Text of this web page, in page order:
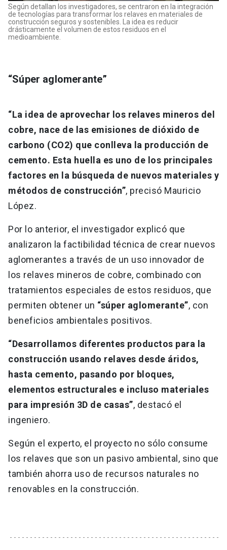
Según detallan los investigadores, se centraron en la integración
de tecnologías para transformar los relaves en materiales de
construcción seguros y sostenibles. La idea es reducir
drásticamente el volumen de estos residuos en el
medioambiente.
“Súper aglomerante”
“La idea de aprovechar los relaves mineros del
cobre, nace de las emisiones de dióxido de
carbono (CO2) que conlleva la producción de
cemento. Esta huella es uno de los principales
factores en la búsqueda de nuevos materiales y
métodos de construcción”, precisó Mauricio
López.
Por lo anterior, el investigador explicó que
analizaron la factibilidad técnica de crear nuevos
aglomerantes a través de un uso innovador de
los relaves mineros de cobre, combinado con
tratamientos especiales de estos residuos, que
permiten obtener un “súper aglomerante”, con
beneficios ambientales positivos.
“Desarrollamos diferentes productos para la
construcción usando relaves desde áridos,
hasta cemento, pasando por bloques,
elementos estructurales e incluso materiales
para impresión 3D de casas”, destacó el
ingeniero.
Según el experto, el proyecto no sólo consume
los relaves que son un pasivo ambiental, sino que
también ahorra uso de recursos naturales no
renovables en la construcción.